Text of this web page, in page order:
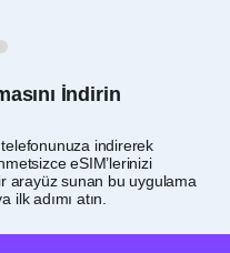
İndirin
telefonunuza indirerek
eSIM’lerinizi
arayüz sunan bu uygulama
ilk adımı atın.